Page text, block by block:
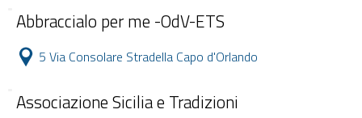
Abbraccialo per me -OdV-ETS
5 Via Consolare Stradella Capo d'Orlando
Associazione Sicilia e Tradizioni